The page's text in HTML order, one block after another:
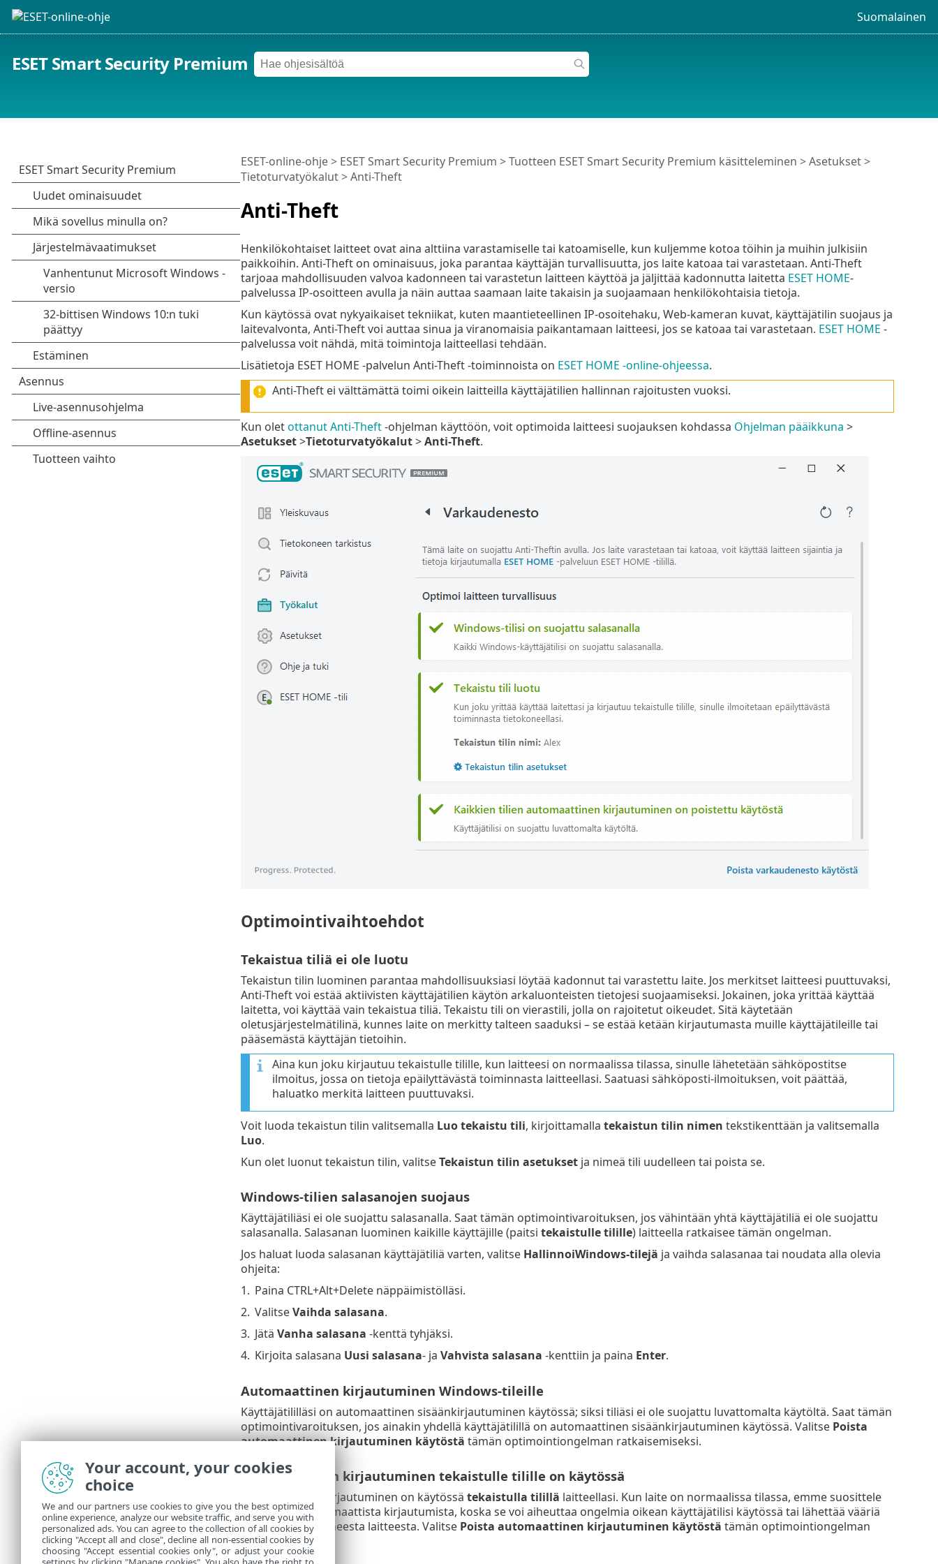
Suomalainen
ESET Smart Security Premium
Anti-Theft
ESET-online-ohje> ESET Smart Security Premium >Tuotteen ESET Smart Security Premium käsitteleminen >Asetukset>
Tietoturvatyökalut> Anti-Theft
Henkilökohtaiset laitteet ovat aina alttiina varastamiselle tai katoamiselle, kun kuljemme kotoa töihin ja muihin julkisiin
paikkoihin. Anti-Theft on ominaisuus, joka parantaa käyttäjän turvallisuutta, jos laite katoaa tai varastetaan. Anti-Theft
tarjoaa mahdollisuuden valvoa kadonneen tai varastetun laitteen käyttöä ja jäljittää kadonnutta laitetta ESET HOME-
palvelussa IP-osoitteen avulla ja näin auttaa saamaan laite takaisin ja suojaamaan henkilökohtaisia tietoja.
Kun käytössä ovat nykyaikaiset tekniikat, kuten maantieteellinen IP-osoitehaku, Web-kameran kuvat, käyttäjätilin suojaus ja
laitevalvonta, Anti-Theft voi auttaa sinua ja viranomaisia paikantamaan laitteesi, jos se katoaa tai varastetaan. ESET HOME -
palvelussa voit nähdä, mitä toimintoja laitteellasi tehdään.
Lisätietoja ESET HOME -palvelun Anti-Theft -toiminnoista on ESET HOME -online-ohjeessa.
Anti-Theft ei välttämättä toimi oikein laitteilla käyttäjätilien hallinnan rajoitusten vuoksi.
Kun oletottanut Anti-Theft-ohjelman käyttöön, voit optimoida laitteesi suojauksen kohdassa Ohjelman pääikkuna >
Asetukset>Tietoturvatyökalut>Anti-Theft.
Optimointivaihtoehdot
Tekaistua tiliä ei ole luotu
Tekaistun tilin luominen parantaa mahdollisuuksiasi löytää kadonnut tai varastettu laite. Jos merkitset laitteesi puuttuvaksi,
Anti-Theft voi estää aktiivisten käyttäjätilien käytön arkaluonteisten tietojesi suojaamiseksi. Jokainen, joka yrittää käyttää
laitetta, voi käyttää vain tekaistua tiliä. Tekaistu tili on vierastili, jolla on rajoitetut oikeudet. Sitä käytetään
oletusjärjestelmätilinä, kunnes laite on merkitty talteen saaduksi – se estää ketään kirjautumasta muille käyttäjätileille tai
pääsemästä käyttäjän tietoihin.
Aina kun joku kirjautuu tekaistulle tilille, kun laitteesi on normaalissa tilassa, sinulle lähetetään sähköpostitse
ilmoitus, jossa on tietoja epäilyttävästä toiminnasta laitteellasi. Saatuasi sähköposti-ilmoituksen, voit päättää,
haluatko merkitä laitteen puuttuvaksi.
Voit luoda tekaistun tilin valitsemalla Luo tekaistu tili, kirjoittamalla tekaistun tilin nimen tekstikenttään ja valitsemalla
Luo.
Kun olet luonut tekaistun tilin, valitseTekaistun tilin asetuksetja nimeä tili uudelleen tai poista se.
Windows-tilien salasanojen suojaus
Käyttäjätiliäsi ei ole suojattu salasanalla. Saat tämän optimointivaroituksen, jos vähintään yhtä käyttäjätiliä ei ole suojattu
salasanalla. Salasanan luominen kaikille käyttäjille (paitsi tekaistulle tilille) laitteella ratkaisee tämän ongelman.
Jos haluat luoda salasanan käyttäjätiliä varten, valitse HallinnoiWindows-tilejä ja vaihda salasanaa tai noudata alla olevia
ohjeita:
1. Paina CTRL+Alt+Delete näppäimistölläsi.
2. ValitseVaihda salasana.
3. Jätä Vanha salasana -kenttä tyhjäksi.
4. Kirjoita salasana Uusi salasana- ja Vahvista salasana -kenttiin ja paina Enter.
Automaattinen kirjautuminen Windows-tileille
Käyttäjätililläsi on automaattinen sisäänkirjautuminen käytössä; siksi tiliäsi ei ole suojattu luvattomalta käytöltä. Saat tämän
optimointivaroituksen, jos ainakin yhdellä käyttäjätilillä on automaattinen sisäänkirjautuminen käytössä. Valitse Poista
automaattinen kirjautuminen käytöstä tämän optimointiongelman ratkaisemiseksi.
Automaattinen kirjautuminen tekaistulle tilille on käytössä
Automaattinen kirjautuminen on käytössä tekaistulla tilillä laitteellasi. Kun laite on normaalissa tilassa, emme suosittele
käyttämään automaattista kirjautumista, koska se voi aiheuttaa ongelmia oikean käyttäjätilisi käytössä tai lähettää vääriä
hälytyksiä kadonneesta laitteesta. Valitse Poista automaattinen kirjautuminen käytöstä tämän optimointiongelman
ratkaisemiseksi.
Your account, your cookies
choice
We and our partners use cookies to give you the best optimized
online experience, analyze our website traffic, and serve you with
personalized ads. You can agree to the collection of all cookies by
clicking "Accept all and close", decline all non-essential cookies by
choosing "Accept essential cookies only", or adjust your cookie